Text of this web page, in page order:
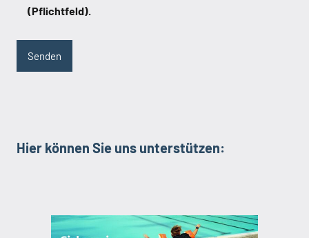
(Pflichtfeld).
Hier können Sie uns unterstützen: